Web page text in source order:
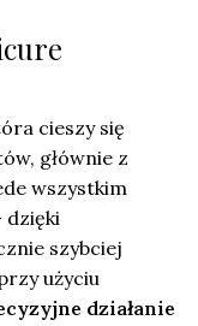
cieszy się
głównie z
wszystkim
dzięki
szybciej
użyciu
działanie